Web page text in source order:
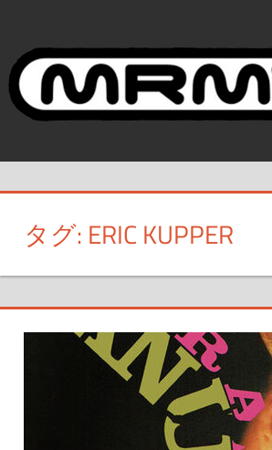
テ
ン
キ
タグ: ERIC KUPPER